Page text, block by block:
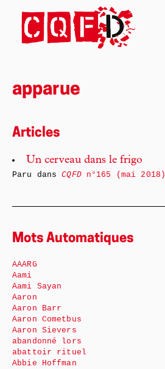
apparue
Articles
Un cerveau dans le frigo
Paru dansCQFDn°165 (mai 2018)
Mots Automatiques
AAARG
Aami
Aami Sayan
Aaron
Aaron Barr
Aaron Cometbus
Aaron Sievers
abandonné lors
abattoir rituel
Abbie Hoffman